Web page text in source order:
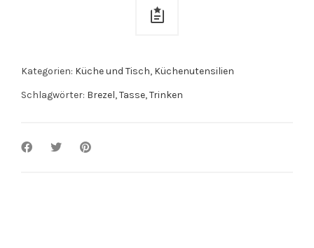
Kategorien: Küche und Tisch, Küchenutensilien
Schlagwörter: Brezel,Tasse,Trinken